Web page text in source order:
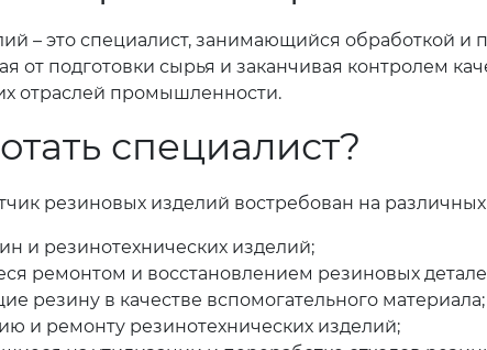
– это специалист, занимающийся обработкой
от подготовки сырья и заканчивая контролем
отраслей промышленности.
специалист?
резиновых изделий востребован на
и резинотехнических изделий;
ремонтом и восстановлением резиновых
резину в качестве вспомогательного материала;
и ремонту резинотехнических изделий;